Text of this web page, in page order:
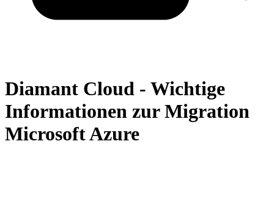
Diamant Cloud - Wichtige
Informationen zur Migration
Microsoft Azure